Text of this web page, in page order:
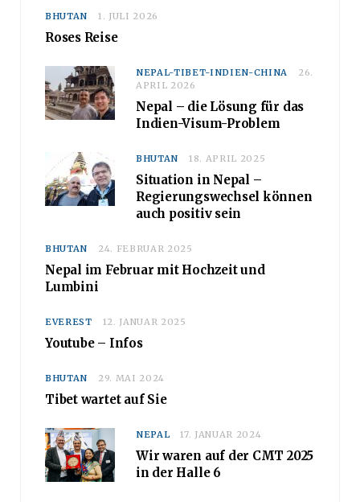
BHUTAN 1. JULI 2026
Roses Reise
NEPAL-TIBET-INDIEN-CHINA
26.
APRIL 2026
Nepal – die Lösung für das
Indien-Visum-Problem
BHUTAN 18. APRIL 2025
Situation in Nepal –
Regierungswechsel können
auch positiv sein
BHUTAN 24. FEBRUAR 2025
Nepal im Februar mit Hochzeit und
Lumbini
EVEREST 12. JANUAR 2025
Youtube – Infos
BHUTAN 29. MAI 2024
Tibet wartet auf Sie
NEPAL 17. JANUAR 2024
Wir waren auf der CMT 2025
in der Halle 6